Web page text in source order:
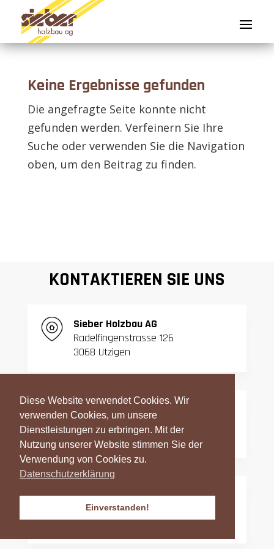
Diese Website verwendet Cookies. Wir
verwenden Cookies, um unsere
Dienstleistungen zu erbringen. Mit der
Nutzung unserer Website stimmen Sie der
Verwendung von Cookies zu.
Datenschutzerklärung
Einverstanden!
Keine Ergebnisse gefunden
Die angefragte Seite konnte nicht
gefunden werden. Verfeinern Sie Ihre
Suche oder verwenden Sie die Navigation
oben, um den Beitrag zu finden.
KONTAKTIEREN SIE UNS
Sieber Holzbau AG
Radelfingenstrasse 126
3068 Utzigen
T:031 839 06 27
031 839 42 23
info@sieber-holzbau.ch
Datenschutzerklärung